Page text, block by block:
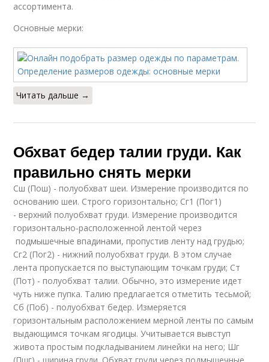
ассортимента.
Основные мерки:
Читать дальше →
Обхват бедер талии груди. Как
правильно снять мерки
Сш (Пош) - полуобхват шеи. Измерение производится по
основанию шеи. Строго горизонтально; Сг1 (Пог1)
- верхний полуобхват груди. Измерение производится
горизонтально-расположенной лентой через
подмышечные впадинами, пропустив ленту над грудью;
Сг2 (Пог2) - нижний полуобхват груди. В этом случае
лента пропускается по выступающим точкам груди; Ст
(Пот) - полуобхват талии. Обычно, это измерение идет
чуть ниже пупка. Талию предлагается отметить тесьмой;
Сб (Поб) - полуобхват бедер. Измеряется
горизонтальным расположением мерной ленты по самым
выдающимся точкам ягодицы. Учитывается вывступ
живота простым подкладыванием линейки на него; Шг